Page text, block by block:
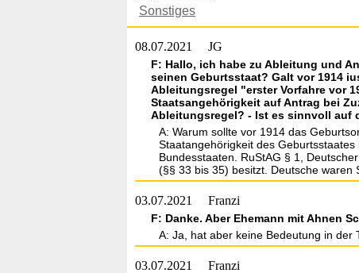
Sonstiges
08.07.2021 JG
F: Hallo, ich habe zu Ableitung und
seinen Geburtsstaat? Galt vor 1914
Ableitungsregel "erster Vorfahre vor
Staatsangehörigkeit auf Antrag bei
Ableitungsregel? - Ist es sinnvoll auf
A: Warum sollte vor 1914 das
Staatangehörigkeit des
Bundesstaaten. RuStAG § 1,
(§§ 33 bis 35) besitzt. Deutsche waren
03.07.2021 Franzi
F: Danke. Aber Ehemann mit Ahnen
A: Ja, hat aber keine Bedeutung in der
03.07.2021 Franzi